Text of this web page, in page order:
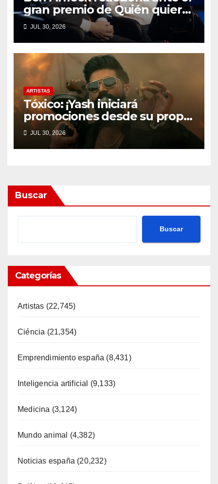
gran premio de Quién quiere
ser millonario
JUL 30, 2026
ARTISTAS
Tóxico: ¡Yash iniciará
promociones desde su propio
terreno!
JUL 30, 2026
Buscar
Buscar
Categorías
Artistas (22,745)
Ciéncia (21,354)
Emprendimiento españa (8,431)
Inteligencia artificial (9,133)
Medicina (3,124)
Mundo animal (4,382)
Noticias españa (20,232)